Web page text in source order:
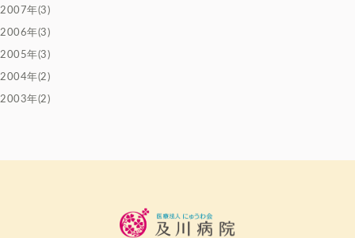
2007年(3)
2006年(3)
2005年(3)
2004年(2)
2003年(2)